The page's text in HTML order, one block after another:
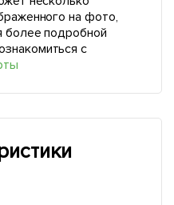
на фото,
более подробной
с